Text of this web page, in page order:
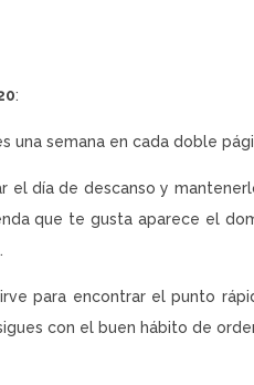
:
una semana en cada doble
el día de descanso y
que te gusta aparece el
para encontrar el punto
con el buen hábito de